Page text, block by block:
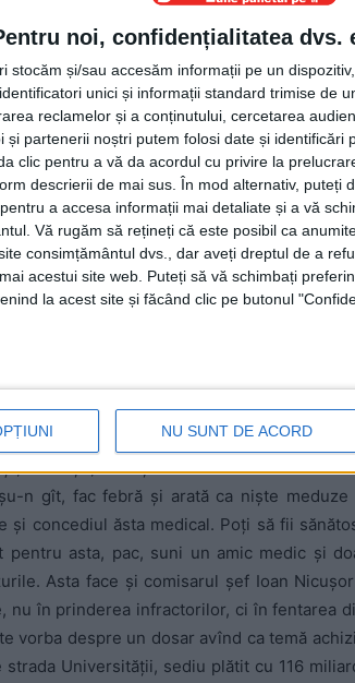
noi, confidențialitatea dvs.
stocăm și/sau accesăm informații pe un
unici și informații standard trimise de
reclamelor și a conținutului, cercetarea
și partenerii noștri putem folosi date și identificări
clic pentru a vă da acordul cu privire la
descrierii de mai sus. În mod alternativ, puteți
a accesa informații mai detaliate și a vă
Vă rugăm să rețineți că este posibil ca
consimțământul dvs., dar aveți dreptul de a
acestui site web. Puteți să vă schimbați
la acest site și făcând clic pe butonul
NU SUNT DE ACORD
poliţistul mioritic preferă să-şi apere
decît pe cea a concetăţenilor.
logică simplă. Adică, de ce să plîngă mama
mamele fraierilor? De ce să-mi risc
babană plus mica ciupeală punîndu-
mersi, să stau la căldurică, în birouaş, să
scriu din cînd în cînd cîte un raport din
nimic? Ăsta-i drumul cel mai sigur
Cînd mecanica asta este exersată de
apelează şefii cei mari, se schimbă
Cînd şeful sforăie de se
să nu-l trezească, fiindcă, se ştie, munca
munca, subalternii, ca la comandă, se fîţîie
Cînd şeful vine cherchelit la scîrbici,
şi rasteluri nişte trascău pitit special
în sfîrşit, cînd şeful intră în concediu
n gît, fac febră şi arată ca nişte meduze
şi concediul ăsta medical. Poţi să fii
asta, pac, suni un amic medic şi
Asta face şi comisarul şef Ioan
nu în prinderea infractorilor, ci în fentarea
vorba despre un dosar avînd ca temă
Universităţii, sediu plătit cu 116